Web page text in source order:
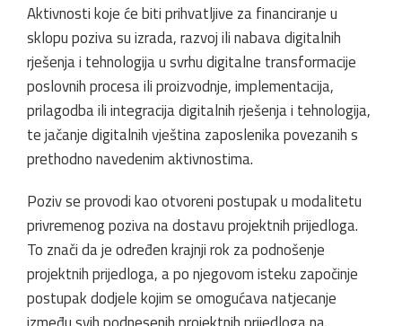
Aktivnosti koje će biti prihvatljive za financiranje u
sklopu poziva su izrada, razvoj ili nabava digitalnih
rješenja i tehnologija u svrhu digitalne transformacije
poslovnih procesa ili proizvodnje, implementacija,
prilagodba ili integracija digitalnih rješenja i tehnologija,
te jačanje digitalnih vještina zaposlenika povezanih s
prethodno navedenim aktivnostima.
Poziv se provodi kao otvoreni postupak u modalitetu
privremenog poziva na dostavu projektnih prijedloga.
To znači da je određen krajnji rok za podnošenje
projektnih prijedloga, a po njegovom isteku započinje
postupak dodjele kojim se omogućava natjecanje